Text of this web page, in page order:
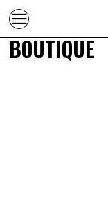
BOUTIQUE